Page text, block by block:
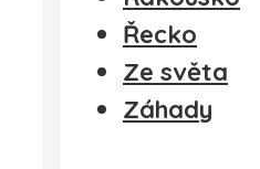
Řecko
Ze světa
Záhady